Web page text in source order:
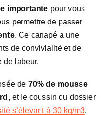
importante pour vous
permettre de passer
. Ce canapé a une
de convivialité et de
de labeur.
de 70% de mousse
, et le coussin du dossier
s’élevant à 30 kg/m3.